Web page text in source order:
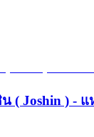
( Joshin ) -